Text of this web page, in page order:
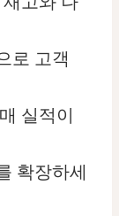
로 고객
실적이
확장하세